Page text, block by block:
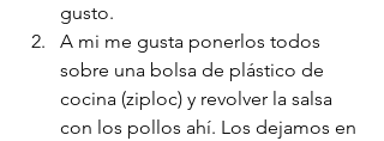
gusto.
A mi me gusta ponerlos todos
sobre una bolsa de plástico de
cocina (ziploc) y revolver la salsa
con los pollos ahí. Los dejamos en